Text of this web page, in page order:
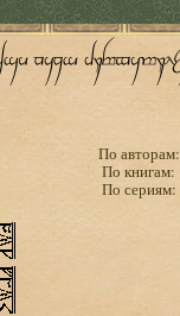
По авторам:
По книгам:
По сериям: